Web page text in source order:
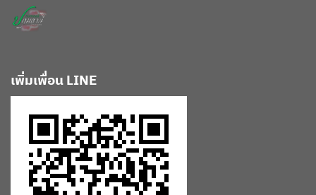
เพิ่มเพื่อน LINE